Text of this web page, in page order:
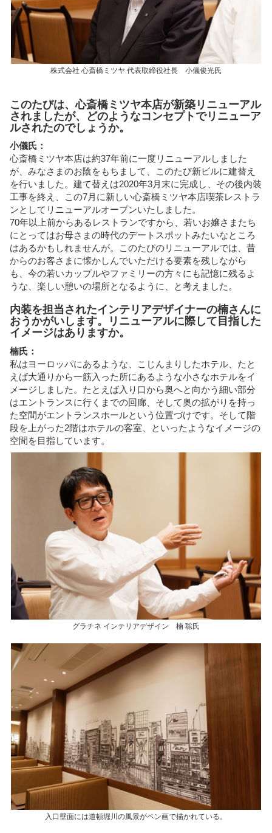
株式会社 心斎橋ミツヤ 代表取締役社長 小儀俊光氏
このたびは、心斎橋ミツヤ本店が新築リニューアル
されましたが、どのようなコンセプトでリニューア
ルされたのでしょうか。
小儀氏：
心斎橋ミツヤ本店は約37年前に一度リニューアルしました
が、みなさまのお陰をもちまして、このたび新ビルに建替え
を行いました。建て替えは2020年3月末に完成し、その後内装
工事を終え、この7月に新しい心斎橋ミツヤ本店喫茶レストラ
ンとしてリニューアルオープンいたしました。
70年以上前からあるレストランですから、若いお嬢さまたち
にとってはお母さまの時代のデートスポットみたいなところ
はあるかもしれませんが。このたびのリニューアルでは、昔
からのお客さまに懐かしんでいただける要素を残しながら
も、今の若いカップルやファミリーの方々にも記憶に残るよ
うな、楽しい憩いの場所となるように、と考えました。
内装を担当されたインテリアデザイナーの楠さんに
おうかがいします。リニューアルに際して目指した
イメージはありますか。
楠氏：
私はヨーロッパにあるような、こじんまりしたホテル、たと
えば大通りから一筋入った所にあるような小さなホテルをイ
メージしました。たとえば入り口から奥へと向かう細い部分
はエントランスに行くまでの回廊、そして奥の拡がりを持っ
た空間がエントランスホールという位置づけです。そして階
段を上がった2階はホテルの客室、といったようなイメージの
空間を目指しています。
グラチネ インテリアデザイン 楠 聡氏
入口壁面には道頓堀川の風景がペン画で描かれている。